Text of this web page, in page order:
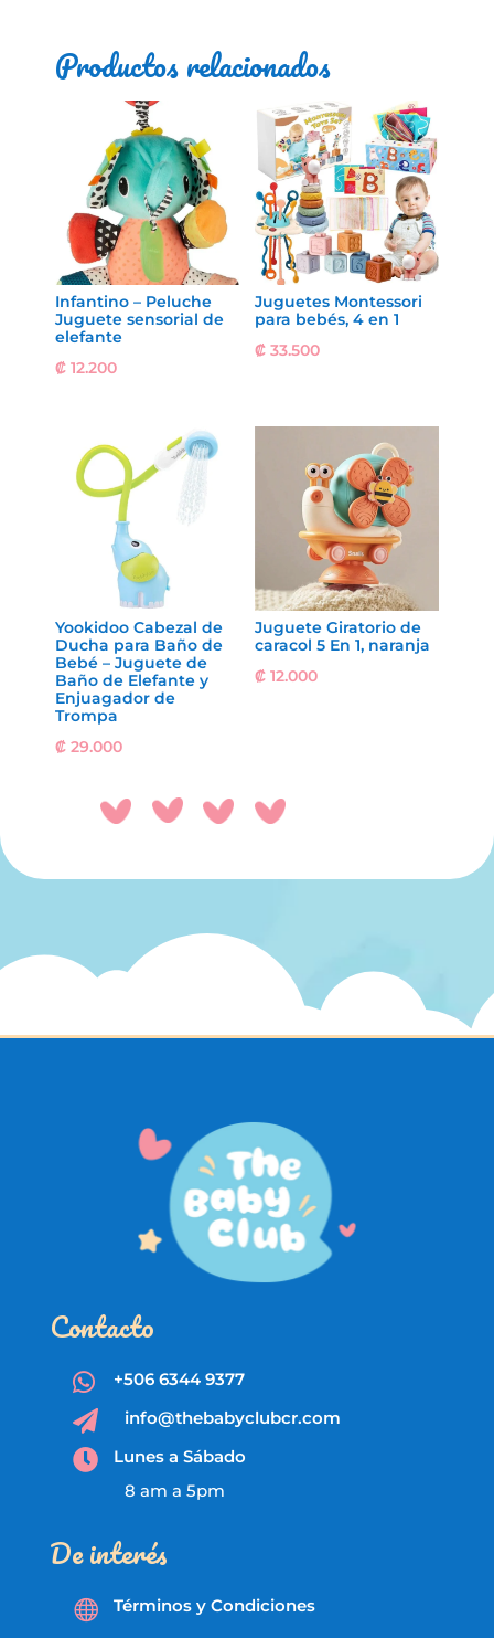
Productos relacionados
Infantino – Peluche
Juguete sensorial de
elefante
₡ 12.200
Juguetes Montessori
para bebés, 4 en 1
₡33.500
Yookidoo Cabezal de
Ducha para Baño de
Bebé – Juguete de
Baño de Elefante y
Enjuagador de
Trompa
₡ 29.000
Juguete Giratorio de
caracol 5 En 1, naranja
₡12.000
Contacto
 +506 6344 9377
 info@thebabyclubcr.com

Lunes a Sábado
8 am a 5pm
De interés
 Términos y Condiciones